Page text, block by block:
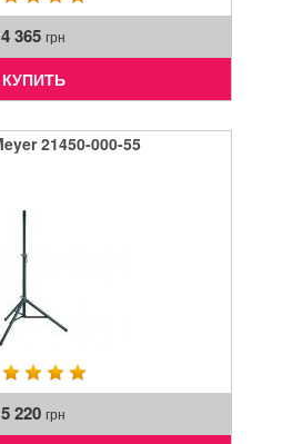
4 365 грн
КУПИТЬ
21450-000-55
5 220 грн